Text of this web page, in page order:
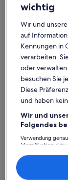
Havelland
Ketzin/
Weitere Infos
wichtig
Wir und unsere
auf
Kennungen in
verarbeiten.
oder
besuchen Sie
Diese
und haben
Wir und
Folgendes
Verwendung
Identifikation
Inhalte, Messung